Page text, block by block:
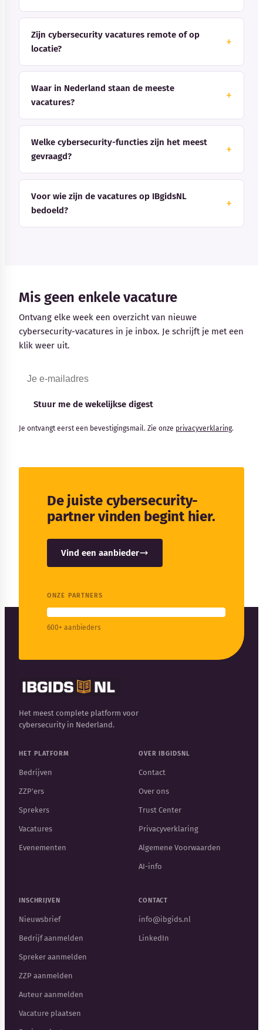
Zijn cybersecurity vacatures remote of op
locatie?
Waar in Nederland staan de meeste
vacatures?
Welke cybersecurity-functies zijn het meest
gevraagd?
Voor wie zijn de vacatures op IBgidsNL
bedoeld?
Mis geen enkele vacature
Ontvang elke week een overzicht van nieuwe
cybersecurity-vacatures in je inbox. Je schrijft je met een
klik weer uit.
Stuur me de wekelijkse digest
Je ontvangt eerst een bevestigingsmail. Zie onze privacyverklaring.
De juiste cybersecurity-
partner vinden begint hier.
Vind een aanbieder
ONZE PARTNERS
600+ aanbieders
Het meest complete platform voor
cybersecurity in Nederland.
HET PLATFORM
Bedrijven
ZZP'ers
Sprekers
Vacatures
Evenementen
OVER IBGIDSNL
Contact
Over ons
Trust Center
Privacyverklaring
Algemene Voorwaarden
AI-info
INSCHRIJVEN
Nieuwsbrief
Bedrijf aanmelden
Spreker aanmelden
ZZP aanmelden
Auteur aanmelden
Vacature plaatsen
CONTACT
info@ibgids.nl
LinkedIn